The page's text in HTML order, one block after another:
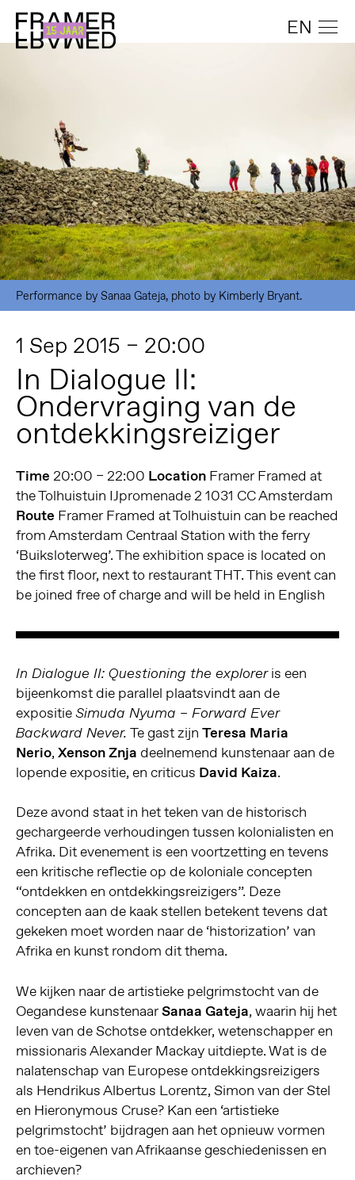
EN
Performance by Sanaa Gateja, photo by Kimberly Bryant.
1 Sep 2015 – 20:00
In Dialogue II:
Ondervraging van de
ontdekkingsreiziger
Time 20:00 – 22:00 LocationFramer Framed at
the Tolhuistuin IJpromenade 2 1031 CC Amsterdam
Route Framer Framed at Tolhuistuin can be reached
from Amsterdam Centraal Station with the ferry
‘Buiksloterweg’. The exhibition space is located on
the first floor, next to restaurant THT. This event can
be joined free of charge and will be held in English
In Dialogue II: Questioning the exploreris een
bijeenkomst die parallel plaatsvindt aan de
expositieSimuda Nyuma – Forward Ever
Backward Never. Te gast zijn Teresa Maria
Nerio, Xenson Znja deelnemend kunstenaar aan de
lopende expositie, en criticus David Kaiza.
Deze avond staat in het teken van de historisch
gechargeerde verhoudingen tussen kolonialisten en
Afrika. Dit evenement is een voortzetting en tevens
een kritische reflectie op de koloniale concepten
“ontdekken en ontdekkingsreizigers”. Deze
concepten aan de kaak stellen betekent tevens dat
gekeken moet worden naar de ‘historization’ van
Afrika en kunst rondom dit thema.
We kijken naar de artistieke pelgrimstocht van de
Oegandese kunstenaarSanaa Gateja, waarin hij het
leven van de Schotse ontdekker, wetenschapper en
missionaris Alexander Mackay uitdiepte. Wat is de
nalatenschap van Europese ontdekkingsreizigers
als Hendrikus Albertus Lorentz, Simon van der Stel
en Hieronymous Cruse? Kan een ‘artistieke
pelgrimstocht’ bijdragen aan het opnieuw vormen
en toe-eigenen van Afrikaanse geschiedenissen en
archieven?